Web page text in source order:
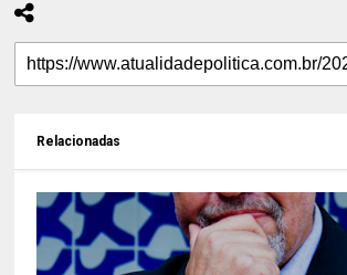
Relacionadas